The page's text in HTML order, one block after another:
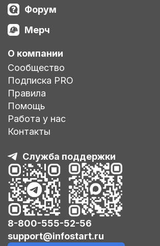
Форум
Мерч
О компании
Сообщество
Подписка PRO
Правила
Помощь
Работа у нас
Контакты
Служба поддержки
8-800-555-52-56
support@infostart.ru